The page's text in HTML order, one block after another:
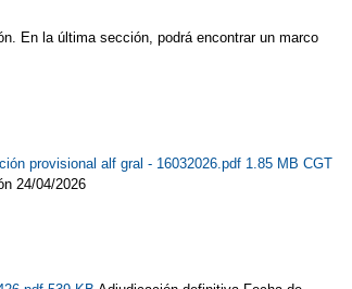
En la última sección, podrá encontrar un marco
provisional alf gral - 16032026.pdf 1.85 MB CGT
24/04/2026